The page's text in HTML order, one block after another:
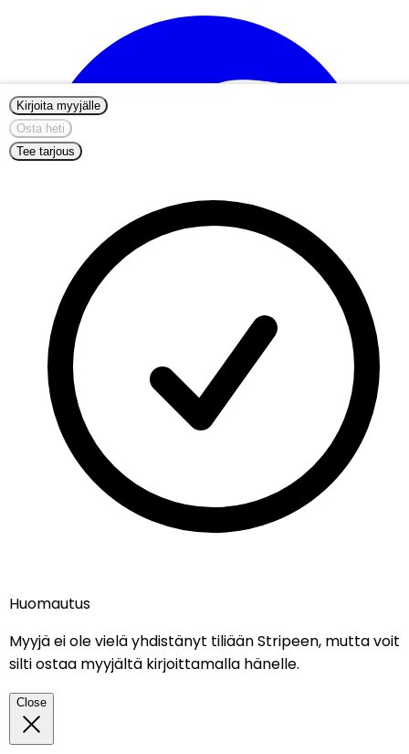
Kirjoita myyjälle
Osta heti
Tee tarjous
Huomautus
Myyjä ei ole vielä yhdistänyt tiliään Stripeen, mutta voit
silti ostaa myyjältä kirjoittamalla hänelle.
Close
info@nordicmugs.com
+45 53 80 69 43
Meistä
Ilmoitukset
Aloita myynti
Muumihahmot
Rajoitetun erän muumimukit
Koti-muki
Näin luot ilmoituksen